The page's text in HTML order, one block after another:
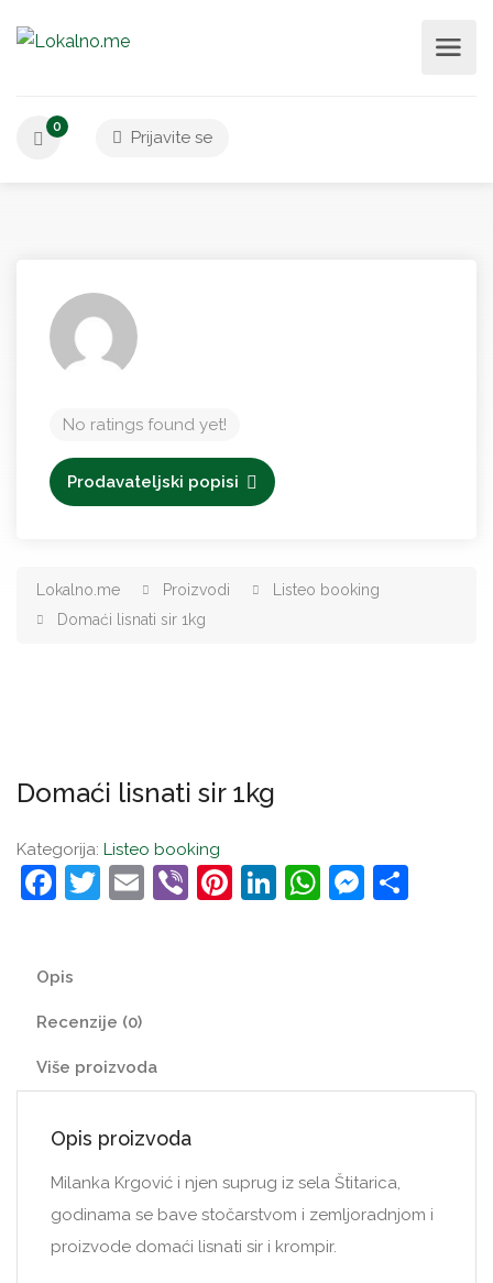
0
Prijavite se
No ratings found yet!
Prodavateljski popisi
Lokalno.me Proizvodi
Listeo booking
Domaći lisnati sir 1kg
Domaći lisnati sir 1kg
Kategorija: Listeo booking
Facebook
Twitter
EmailViberPinterest
LinkedIn
WhatsApp
Opis
Recenzije (0)
Više proizvoda
Opis proizvoda
Milanka Krgović i njen suprug iz sela Štitarica,
godinama se bave stočarstvom i zemljoradnjom i
proizvode domaći lisnati sir i krompir.